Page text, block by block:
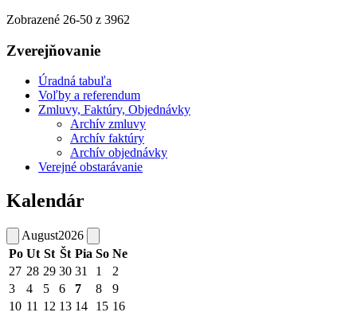
Zobrazené 26-50 z 3962
Zverejňovanie
Úradná tabuľa
Voľby a referendum
Zmluvy, Faktúry, Objednávky
Archív zmluvy
Archív faktúry
Archív objednávky
Verejné obstarávanie
Kalendár
August2026
Po Ut St Št Pia So Ne
27 28 29 30 31 1
2
3
4 5 6 7 8
9
10 11 12 13 14 15 16